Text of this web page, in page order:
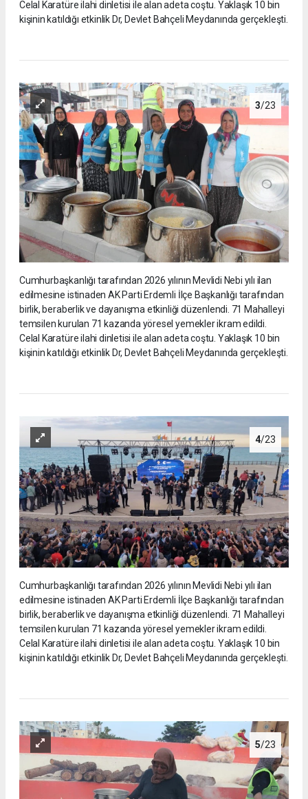
Celal Karatüre ilahi dinletisi ile alan adeta coştu. Yaklaşık 10 bin
kişinin katıldığı etkinlik Dr, Devlet Bahçeli Meydanında gerçekleşti.
3/23
Cumhurbaşkanlığı tarafından 2026 yılının Mevlidi Nebi yılı ilan
edilmesine istinaden AK Parti Erdemli İlçe Başkanlığı tarafından
birlik, beraberlik ve dayanışma etkinliği düzenlendi. 71 Mahalleyi
temsilen kurulan 71 kazanda yöresel yemekler ikram edildi.
Celal Karatüre ilahi dinletisi ile alan adeta coştu. Yaklaşık 10 bin
kişinin katıldığı etkinlik Dr, Devlet Bahçeli Meydanında gerçekleşti.
4/23
Cumhurbaşkanlığı tarafından 2026 yılının Mevlidi Nebi yılı ilan
edilmesine istinaden AK Parti Erdemli İlçe Başkanlığı tarafından
birlik, beraberlik ve dayanışma etkinliği düzenlendi. 71 Mahalleyi
temsilen kurulan 71 kazanda yöresel yemekler ikram edildi.
Celal Karatüre ilahi dinletisi ile alan adeta coştu. Yaklaşık 10 bin
kişinin katıldığı etkinlik Dr, Devlet Bahçeli Meydanında gerçekleşti.
5/23